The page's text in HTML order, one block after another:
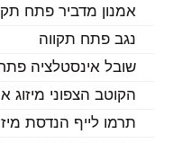
אמנון מדביר פתח
נגב פתח תקווה
שובל אינסטלציה
הקוטב הצפוני מיזוג
תרמו לייף הנדסת